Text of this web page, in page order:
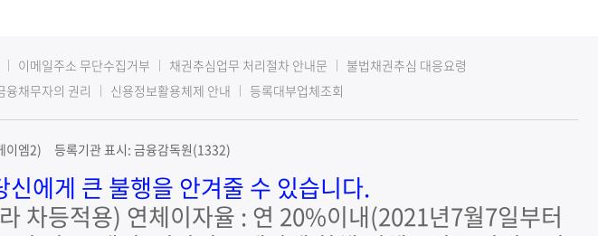
이메일주소 무단수집거부 채권추심업무 처리절차 안내문
불법채권추심 대응요령
융채무자의 권리 신용정보활용체제 안내 등록대부업체조회
이엠2) 등록기관 표시: 금융감독원(1332)
에게 큰 불행을 안겨줄 수 있습니다.
차등적용) 연체이자율 : 연 20%이내(2021년7월7일부터